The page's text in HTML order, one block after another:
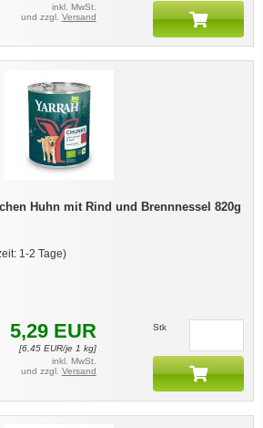
inkl. MwSt.
und zzgl. Versand
Huhn mit Rind und Brennnessel 820g
1-2 Tage)
5,29 EUR
[6,45EUR/je 1 kg]
inkl. MwSt.
und zzgl. Versand
Stk